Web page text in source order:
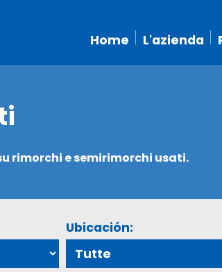
Home L'azienda
rimorchi e semirimorchi usati.
Ubicación: